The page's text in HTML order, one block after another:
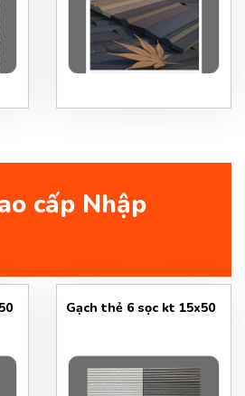
cấp Nhập
Gạch thẻ 6 sọc kt 15x50